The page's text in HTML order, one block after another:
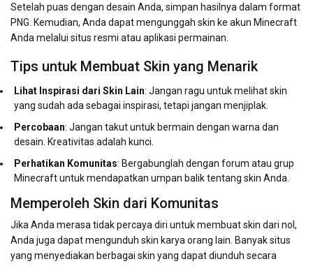
Setelah puas dengan desain Anda, simpan hasilnya dalam format
PNG. Kemudian, Anda dapat mengunggah skin ke akun Minecraft
Anda melalui situs resmi atau aplikasi permainan.
Tips untuk Membuat Skin yang Menarik
Lihat Inspirasi dari Skin Lain: Jangan ragu untuk melihat skin
yang sudah ada sebagai inspirasi, tetapi jangan menjiplak.
Percobaan: Jangan takut untuk bermain dengan warna dan
desain. Kreativitas adalah kunci.
Perhatikan Komunitas: Bergabunglah dengan forum atau grup
Minecraft untuk mendapatkan umpan balik tentang skin Anda.
Memperoleh Skin dari Komunitas
Jika Anda merasa tidak percaya diri untuk membuat skin dari nol,
Anda juga dapat mengunduh skin karya orang lain. Banyak situs
yang menyediakan berbagai skin yang dapat diunduh secara